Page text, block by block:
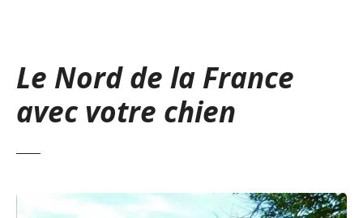
Le Nord de la France
avec votre chien